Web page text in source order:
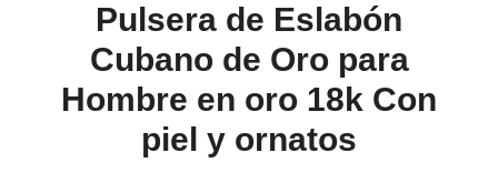
ornatos
Pacart
Jewelry
67
cantidad
Pulsera de Eslabón
Cubano de Oro para
Hombre en oro 18k Con
piel y ornatos